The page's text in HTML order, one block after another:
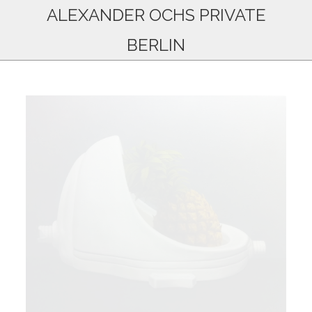
ALEXANDER OCHS PRIVATE
BERLIN